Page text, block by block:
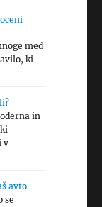
med
ki
in
v
avto
se